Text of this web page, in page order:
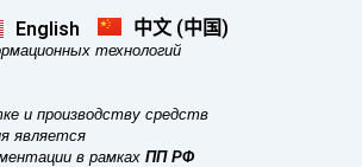
English 中文 (中国)
технологий
и производству средств
является
в рамках ПП РФ